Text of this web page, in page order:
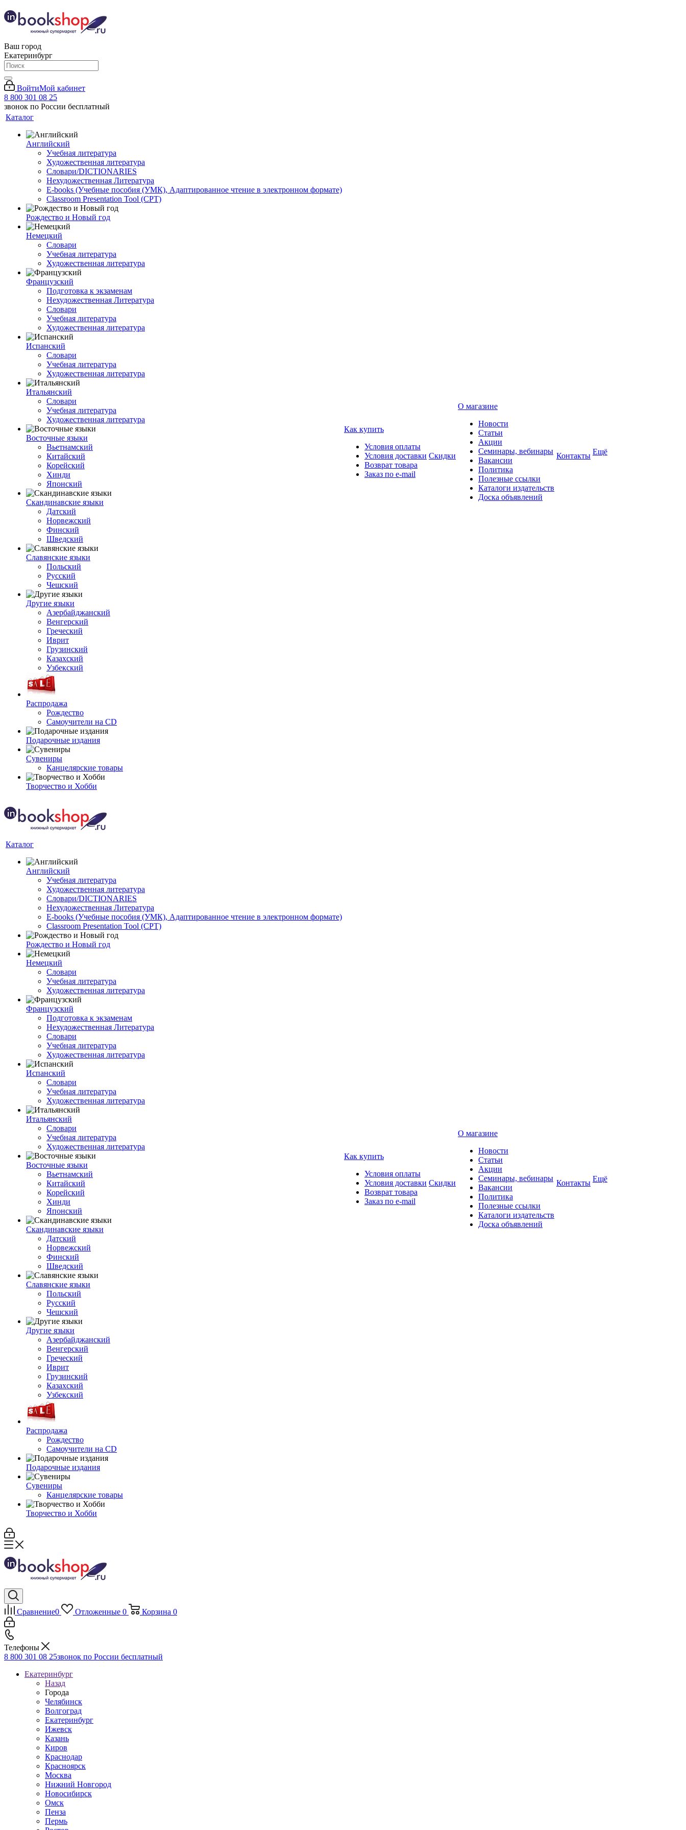
Ваш город
Екатеринбург
ВойтиМой кабинет
8 800 301 08 25
звонок по России бесплатный
Каталог
Английский
Учебная литература
Художественная литература
Словари/DICTIONARIES
Нехудожественная Литература
E-books (Учебные пособия (УМК), Адаптированное чтение в электронном формате)
Classroom Presentation Tool (CPT)
Рождество и Новый год
Немецкий
Словари
Учебная литература
Художественная литература
Французский
Подготовка к экзаменам
Нехудожественная Литература
Словари
Учебная литература
Художественная литература
Испанский
Словари
Учебная литература
Художественная литература
Итальянский
Словари
Учебная литература
Художественная литература
Восточные языки
Вьетнамский
Китайский
Корейский
Хинди
Японский
Скандинавские языки
Датский
Норвежский
Финский
Шведский
Славянские языки
Польский
Русский
Чешский
Другие языки
Азербайджанский
Венгерский
Греческий
Иврит
Грузинский
Казахский
Узбекский
Распродажа
Рождество
Самоучители на CD
Подарочные издания
Сувениры
Канцелярские товары
Творчество и Хобби
Как купить
Условия оплаты
Условия доставки
Возврат товара
Заказ по e-mail
Скидки
О магазине
Новости
Статьи
Акции
Семинары, вебинары
Вакансии
Политика
Полезные ссылки
Каталоги издательств
Доска объявлений
Контакты Ещё
Каталог
Английский
Учебная литература
Художественная литература
Словари/DICTIONARIES
Нехудожественная Литература
E-books (Учебные пособия (УМК), Адаптированное чтение в электронном формате)
Classroom Presentation Tool (CPT)
Рождество и Новый год
Немецкий
Словари
Учебная литература
Художественная литература
Французский
Подготовка к экзаменам
Нехудожественная Литература
Словари
Учебная литература
Художественная литература
Испанский
Словари
Учебная литература
Художественная литература
Итальянский
Словари
Учебная литература
Художественная литература
Восточные языки
Вьетнамский
Китайский
Корейский
Хинди
Японский
Скандинавские языки
Датский
Норвежский
Финский
Шведский
Славянские языки
Польский
Русский
Чешский
Другие языки
Азербайджанский
Венгерский
Греческий
Иврит
Грузинский
Казахский
Узбекский
Распродажа
Рождество
Самоучители на CD
Подарочные издания
Сувениры
Канцелярские товары
Творчество и Хобби
Как купить
Условия оплаты
Условия доставки
Возврат товара
Заказ по e-mail
Скидки
О магазине
Новости
Статьи
Акции
Семинары, вебинары
Вакансии
Политика
Полезные ссылки
Каталоги издательств
Доска объявлений
Контакты Ещё
Сравнение0 Отложенные 0 Корзина 0
Телефоны
8 800 301 08 25звонок по России бесплатный
Екатеринбург
Назад
Города
Челябинск
Волгоград
Екатеринбург
Ижевск
Казань
Киров
Краснодар
Красноярск
Москва
Нижний Новгород
Новосибирск
Омск
Пенза
Пермь